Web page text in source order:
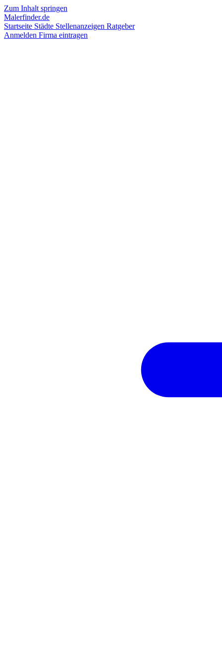
Zum Inhalt springen
Malerfinder.de
Startseite Städte Stellenanzeigen Ratgeber
Anmelden Firma eintragen